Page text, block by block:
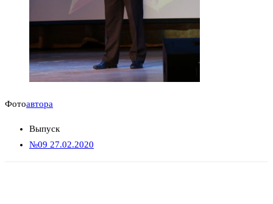
Фотоавтора
Выпуск
№09 27.02.2020